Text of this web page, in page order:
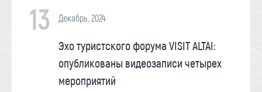
13 Декабрь, 2024
Эхо туристского форума VISIT ALTAI:
опубликованы видеозаписи четырех
мероприятий